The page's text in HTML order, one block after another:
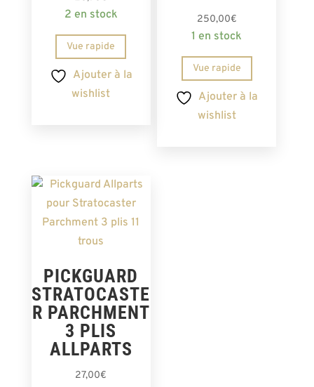
sur 52 en stock
Vue rapide
Ajouter à la
wishlist
250,00€
1 en stock
Vue rapide
Ajouter à la
wishlist
PICKGUARD
STRATOCASTE
R PARCHMENT
3 PLIS
ALLPARTS
27,00€